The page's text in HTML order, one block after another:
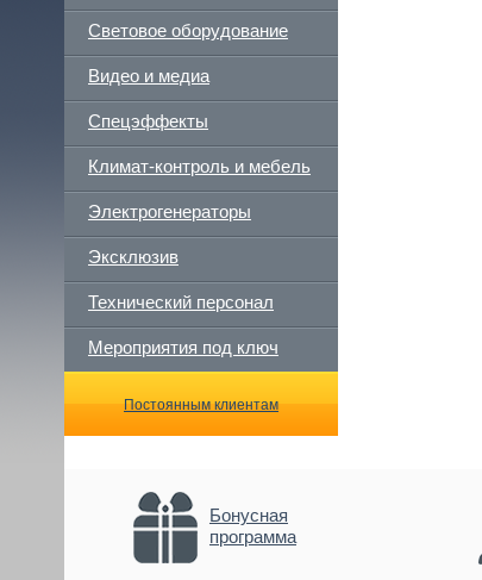
Световое оборудование
Видео и медиа
Спецэффекты
Климат-контроль и мебель
Электрогенераторы
Эксклюзив
Технический персонал
Мероприятия под ключ
Постоянным клиентам
Бонусная
программа